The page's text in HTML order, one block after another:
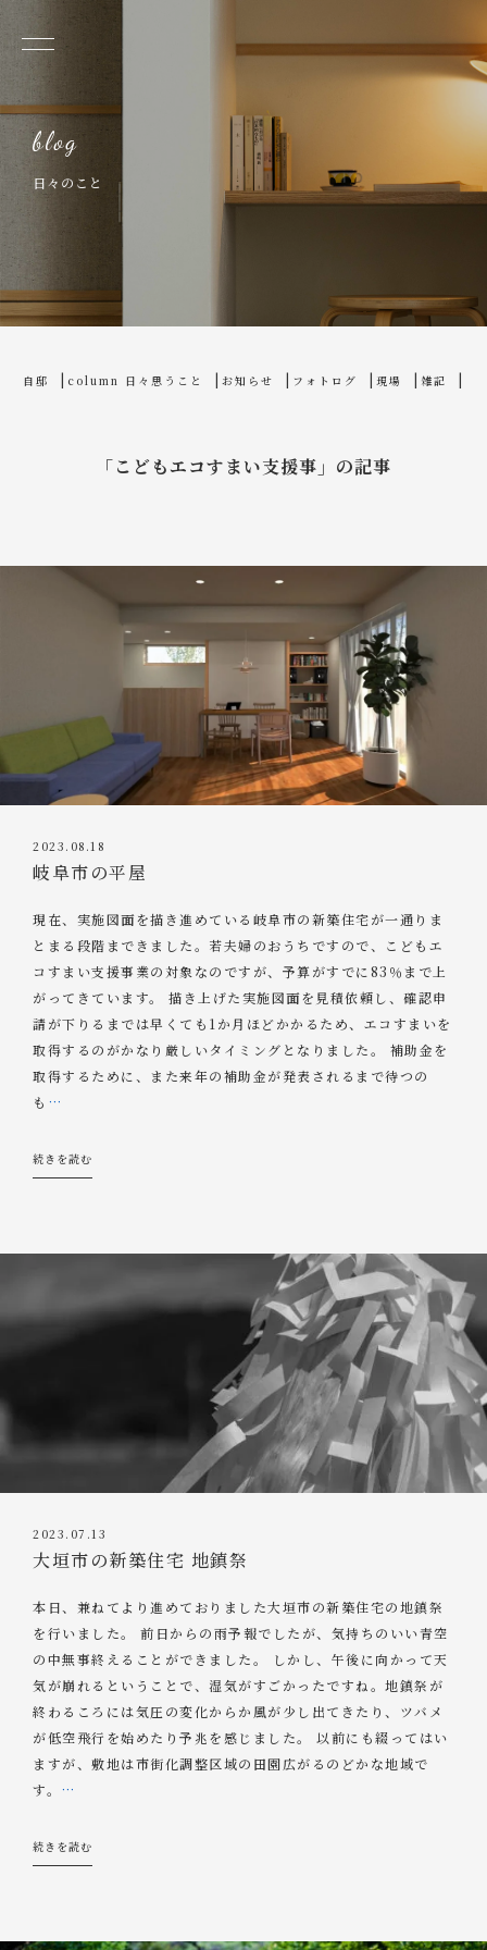
日々のこと
home blog
自邸 column 日々思うこと お知らせ フォトログ 現場 雑記
「こどもエコすまい支援事」の記事
2023.08.18
岐阜市の平屋
現在、実施図面を描き進めている岐阜市の新築住宅が一通りま
とまる段階まできました。若夫婦のおうちですので、こどもエ
コすまい支援事業の対象なのですが、予算がすでに83％まで上
がってきています。 描き上げた実施図面を見積依頼し、確認申
請が下りるまでは早くても1か月ほどかかるため、エコすまいを
取得するのがかなり厳しいタイミングとなりました。 補助金を
取得するために、また来年の補助金が発表されるまで待つの
も …
続きを読む
2023.07.13
大垣市の新築住宅 地鎮祭
本日、兼ねてより進めておりました大垣市の新築住宅の地鎮祭
を行いました。 前日からの雨予報でしたが、気持ちのいい青空
の中無事終えることができました。 しかし、午後に向かって天
気が崩れるということで、湿気がすごかったですね。地鎮祭が
終わるころには気圧の変化からか風が少し出てきたり、ツバメ
が低空飛行を始めたり予兆を感じました。 以前にも綴ってはい
ますが、敷地は市街化調整区域の田園広がるのどかな地域で
す。 …
続きを読む